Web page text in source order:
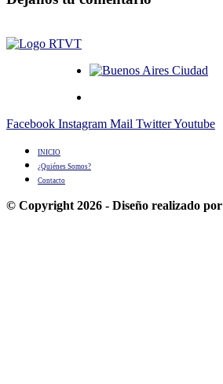
Facebook Instagram Mail TwitterYoutube
INICIO
¿Quiénes Somos?
Contacto
© Copyright 2026 - Diseño realizado por